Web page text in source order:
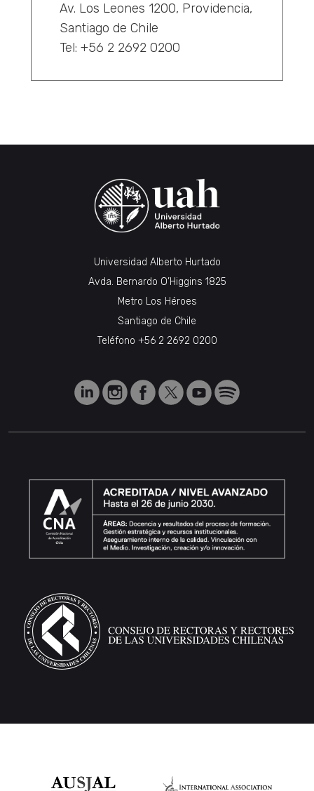
Av. Los Leones 1200, Providencia,
Santiago de Chile
Tel: +56 2 2692 0200
Universidad Alberto Hurtado
Avda. Bernardo O’Higgins 1825
Metro Los Héroes
Santiago de Chile
Teléfono +56 2 2692 0200